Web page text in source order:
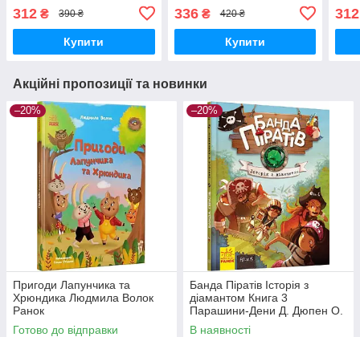
312 ₴ 390 ₴
Купити
336₴ 420 ₴
Купити
312
Акційні пропозиції та новинки
–20%
Пригоди Лапунчика та
Хрюндика Людмила Волок
Ранок
Готово до відправки
–20%
Банда Піратів Історія з
діамантом Книга 3
Парашини-Дени Д. Дюпен О.
Ранок
В наявності